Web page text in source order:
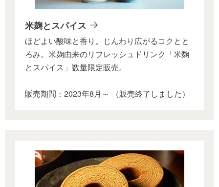
米麹とスパイス
ほどよい酸味と香り。じんわり広がるコクとと
ろみ。米麹由来のリフレッシュドリンク「米麴
とスパイス」数量限定販売。
販売期間：2023年8月～ （販売終了しました）